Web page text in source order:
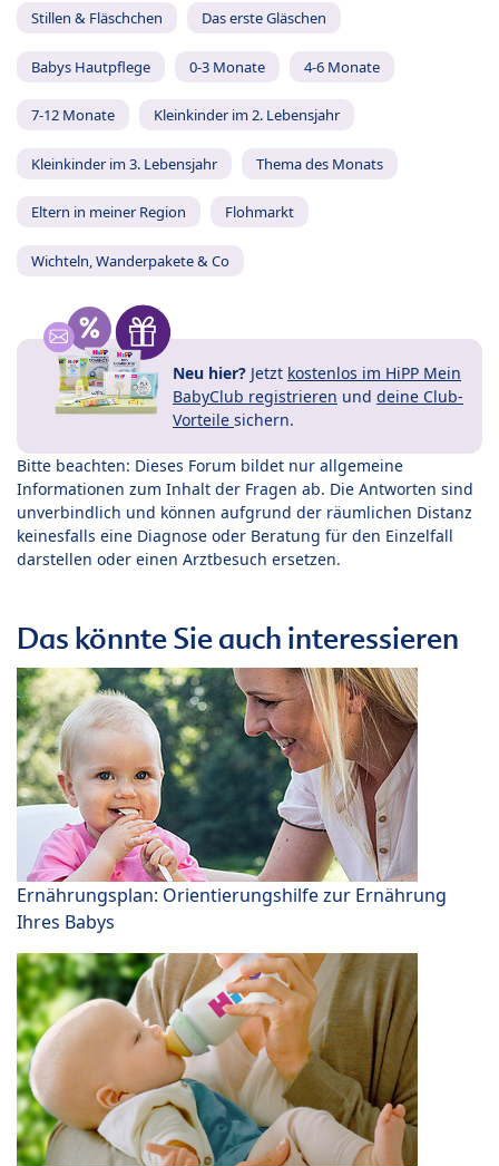
Stillen & Fläschchen Das erste Gläschen
Babys Hautpflege 0-3 Monate 4-6 Monate
7-12 Monate Kleinkinder im 2. Lebensjahr
Kleinkinder im 3. Lebensjahr Thema des Monats
Eltern in meiner Region Flohmarkt
Wichteln, Wanderpakete & Co
Neu hier? Jetzt kostenlos im HiPP Mein
BabyClub registrieren und deine Club-
Vorteile sichern.
Bitte beachten: Dieses Forum bildet nur allgemeine
Informationen zum Inhalt der Fragen ab. Die Antworten sind
unverbindlich und können aufgrund der räumlichen Distanz
keinesfalls eine Diagnose oder Beratung für den Einzelfall
darstellen oder einen Arztbesuch ersetzen.
Das könnte Sie auch interessieren
Ernährungsplan: Orientierungshilfe zur Ernährung
Ihres Babys